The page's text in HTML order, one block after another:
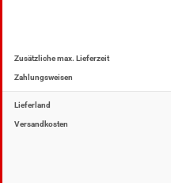
Zusätzliche max. Lieferzeit
Zahlungsweisen
Lieferland
Versandkosten